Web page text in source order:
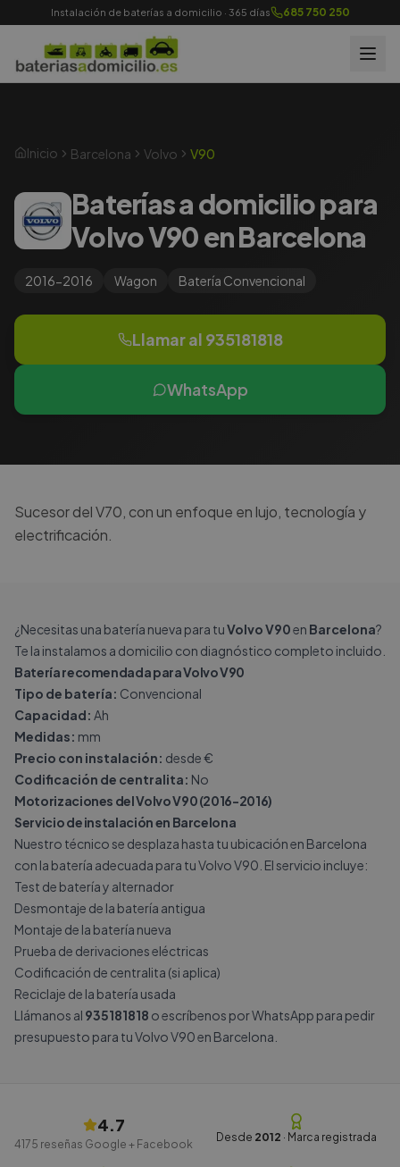
Instalación de baterías a domicilio · 365 días 685 750 250
Inicio Barcelona Volvo V90
Baterías a domicilio para
Volvo V90 en Barcelona
2016-2016 Wagon Batería Convencional
Llamar al 935181818
WhatsApp
Sucesor del V70, con un enfoque en lujo, tecnología y
electrificación.
¿Necesitas una batería nueva para tuVolvo V90en Barcelona?
Te la instalamos a domicilio con diagnóstico completo incluido.
Batería recomendada para Volvo V90
Tipo de batería: Convencional
Capacidad: Ah
Medidas: mm
Precio con instalación: desde €
Codificación de centralita: No
Motorizaciones del Volvo V90 (2016-2016)
Servicio de instalación en Barcelona
Nuestro técnico se desplaza hasta tu ubicación en Barcelona
con la batería adecuada para tu Volvo V90. El servicio incluye:
Test de batería y alternador
Desmontaje de la batería antigua
Montaje de la batería nueva
Prueba de derivaciones eléctricas
Codificación de centralita (si aplica)
Reciclaje de la batería usada
Llámanos al 935181818 o escríbenos porWhatsApp para pedir
presupuesto para tu Volvo V90 en Barcelona.
4.7
4175 reseñas Google + Facebook
Desde 2012 · Marca registrada